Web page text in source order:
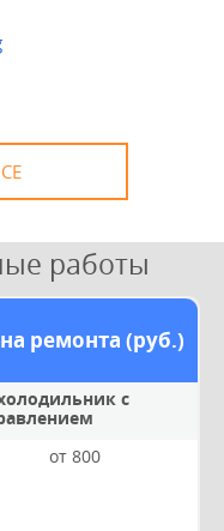
диагностика
*
ремонта
работы
ремонта (руб.)
с
от 800